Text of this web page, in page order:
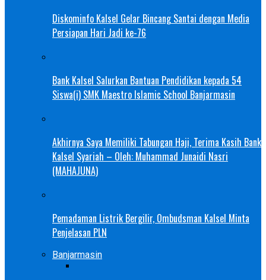
Diskominfo Kalsel Gelar Bincang Santai dengan Media
Persiapan Hari Jadi ke-76
Bank Kalsel Salurkan Bantuan Pendidikan kepada 54
Siswa(i) SMK Maestro Islamic School Banjarmasin
Akhirnya Saya Memiliki Tabungan Haji, Terima Kasih Bank
Kalsel Syariah – Oleh: Muhammad Junaidi Nasri
(MAHAJUNA)
Pemadaman Listrik Bergilir, Ombudsman Kalsel Minta
Penjelasan PLN
Banjarmasin